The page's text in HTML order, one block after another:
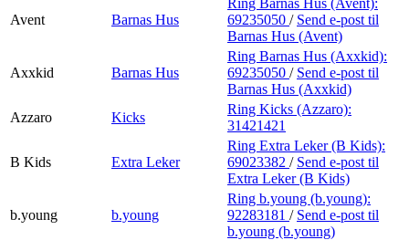
Avent Barnas Hus
69235050 / Send e-post til
Barnas Hus (Avent)
Axxkid Barnas Hus
Ring Barnas Hus (Axxkid):
69235050 / Send e-post til
Barnas Hus (Axxkid)
Azzaro
Kicks
Ring Kicks (Azzaro):
31421421
B Kids Extra Leker
Ring Extra Leker (B Kids):
69023382 / Send e-post til
Extra Leker (B Kids)
b.young b.young
Ring b.young (b.young):
92283181 / Send e-post til
b.young (b.young)